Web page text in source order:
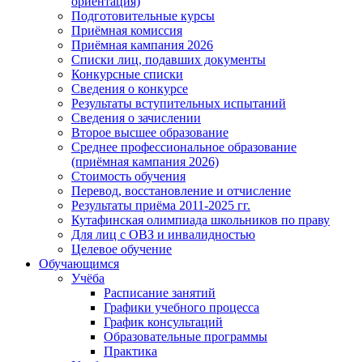
Подготовительные курсы
Приёмная комиссия
Приёмная кампания 2026
Списки лиц, подавших документы
Конкурсные списки
Сведения о конкурсе
Результаты вступительных испытаний
Сведения о зачислении
Второе высшее образование
Среднее профессиональное образование
(приёмная кампания 2026)
Стоимость обучения
Перевод, восстановление и отчисление
Результаты приёма 2011-2025 гг.
Кутафинская олимпиада школьников по праву
Для лиц с ОВЗ и инвалидностью
Целевое обучение
Обучающимся
Учёба
Расписание занятий
Графики учебного процесса
График консультаций
Образовательные программы
Практика